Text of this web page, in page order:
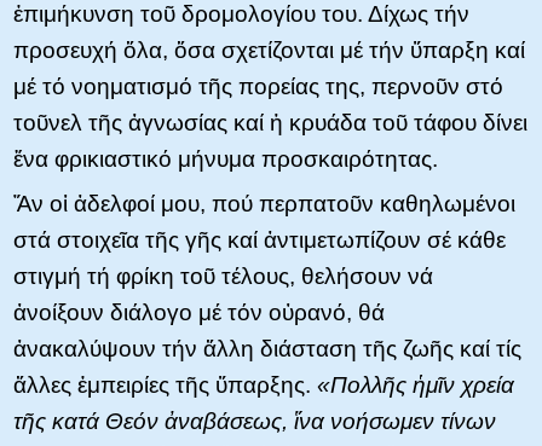
ἐπιμήκυνση τοῦ δρομολογίου του. Δίχως τήν
προσευχή ὅλα, ὅσα σχετίζονται μέ τήν ὕπαρξη καί
μέ τό νοηματισμό τῆς πορείας της, περνοῦν στό
τοῦνελ τῆς ἀγνωσίας καί ἡ κρυάδα τοῦ τάφου δίνει
ἕνα φρικιαστικό μήνυμα προσκαιρότητας.
Ἄν οἱ ἀδελφοί μου, πού περπατοῦν καθηλωμένοι
στά στοιχεῖα τῆς γῆς καί ἀντιμετωπίζουν σέ κάθε
στιγμή τή φρίκη τοῦ τέλους, θελήσουν νά
ἀνοίξουν διάλογο μέ τόν οὐρανό, θά
ἀνακαλύψουν τήν ἄλλη διάσταση τῆς ζωῆς καί τίς
ἄλλες ἐμπειρίες τῆς ὕπαρξης. «Πολλῆς ἡμῖν χρεία
τῆς κατά Θεόν ἀναβάσεως, ἵνα νοήσωμεν τίνων